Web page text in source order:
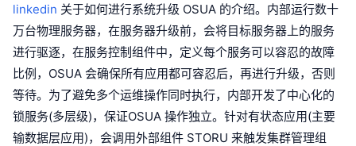
linkedin 关于如何进行系统升级 OSUA 的介绍。内部运行数十
万台物理服务器，在服务器升级前，会将目标服务器上的服务
进行驱逐，在服务控制组件中，定义每个服务可以容忍的故障
比例，OSUA 会确保所有应用都可容忍后，再进行升级，否则
等待。为了避免多个运维操作同时执行，内部开发了中心化的
锁服务(多层级)，保证OSUA 操作独立。针对有状态应用(主要
输数据层应用)，会调用外部组件 STORU 来触发集群管理组